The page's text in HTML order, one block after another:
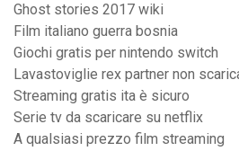
Ghost stories 2017 wiki
Film italiano guerra bosnia
Giochi gratis per nintendo switch
Lavastoviglie rex partner non
Streaming gratis ita è sicuro
Serie tv da scaricare su netflix
A qualsiasi prezzo film streaming